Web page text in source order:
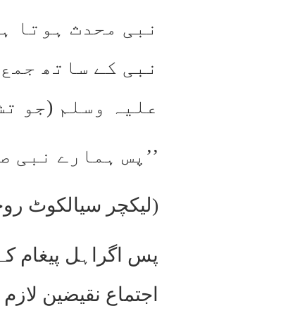
نبی محدث ہوتا
نبی کے ساتھ
علیہ وسلم (جو
’’پس ہمارے نبی
(لیکچر سیالکوٹ روحانی
پس اگراہل پیغام
اجتماع نقیضین